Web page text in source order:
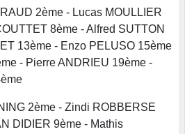
2ème - Lucas MOULLIER
8ème - Alfred SUTTON
13ème - Enzo PELUSO 15ème
- Pierre ANDRIEU 19ème -
2ème - Zindi ROBBERSE
DIDIER 9ème - Mathis